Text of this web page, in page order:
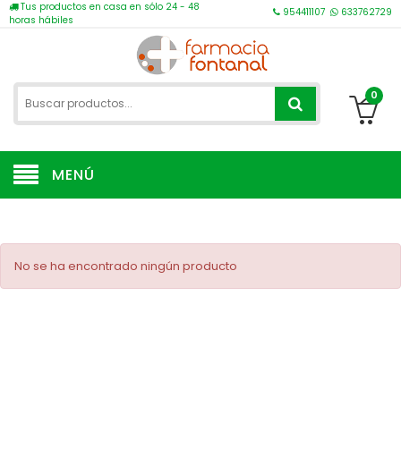
Tus productos en casa en sólo 24 - 48
horas hábiles
954411107 633762729
0
MENÚ
No se ha encontrado ningún producto